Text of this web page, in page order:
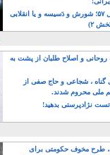
رویداد سال ۵۷؛ شورش و دَسیسه و یا انقلابی
۲)
و اصلاح طلبان از پشت به
گناه ، شجاعی و حاج صفی از
ملی محروم شدند.
نژادپرستی بدهید!
مخوف حکومتی برای